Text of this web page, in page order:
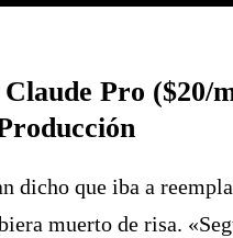
Pro ($20/
dicho que iba a
muerto de risa.